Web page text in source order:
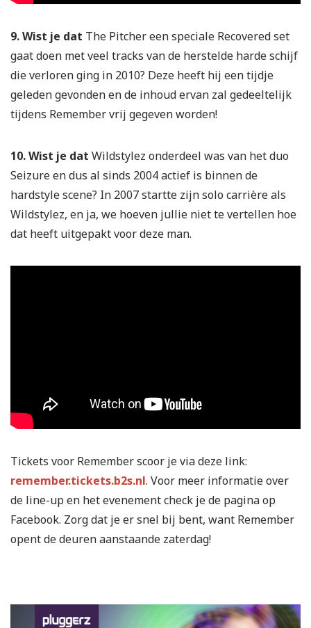
9. Wist je dat The Pitcher een speciale Recovered set
gaat doen met veel tracks van de herstelde harde schijf
die verloren ging in 2010? Deze heeft hij een tijdje
geleden gevonden en de inhoud ervan zal gedeeltelijk
tijdens Remember vrij gegeven worden!
10. Wist je dat Wildstylez onderdeel was van het duo
Seizure en dus al sinds 2004 actief is binnen de
hardstyle scene? In 2007 startte zijn solo carrière als
Wildstylez, en ja, we hoeven jullie niet te vertellen hoe
dat heeft uitgepakt voor deze man.
Tickets voor Remember scoor je via deze link:
remember.tickets.b2s.nl. Voor meer informatie over
de line-up en het evenement check je de pagina op
Facebook. Zorg dat je er snel bij bent, want Remember
opent de deuren aanstaande zaterdag!